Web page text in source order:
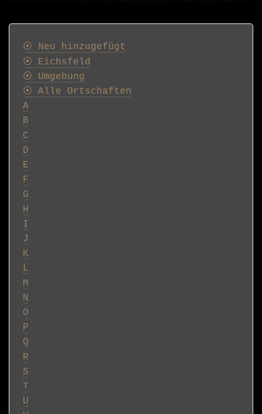
Postkarten
⦿ Neu hinzugefügt
⦿ Eichsfeld
⦿ Umgebung
⦿ Alle Ortschaften
A
B
C
D
E
F
G
H
I
J
K
L
M
N
O
P
Q
R
S
T
U